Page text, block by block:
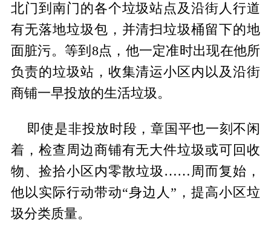
北门到南门的各个垃圾站点及沿街人行道
有无落地垃圾包，并清扫垃圾桶留下的地
面脏污。等到8点，他一定准时出现在他所
负责的垃圾站，收集清运小区内以及沿街
商铺一早投放的生活垃圾。
即使是非投放时段，章国平也一刻不闲
着，检查周边商铺有无大件垃圾或可回收
物、捡拾小区内零散垃圾……周而复始，
他以实际行动带动“身边人”，提高小区垃
圾分类质量。